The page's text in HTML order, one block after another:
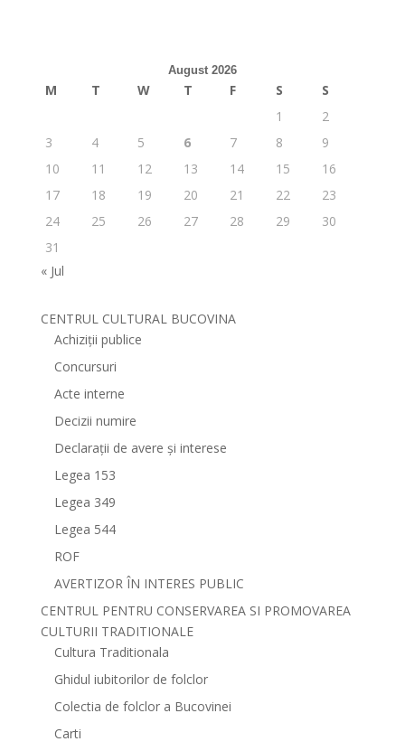
August 2026
M T W T F S
S
1
2
3
4 5 6 7 8
9
10
11 12 13 14 15
16
17
18 19 20 21 22
23
24
25 26 27 28 29
30
31
« Jul
CENTRUL CULTURAL BUCOVINA
Achiziții publice
Concursuri
Acte interne
Decizii numire
Declarații de avere și interese
Legea 153
Legea 349
Legea 544
ROF
AVERTIZOR ÎN INTERES PUBLIC
CENTRUL PENTRU CONSERVAREA SI PROMOVAREA
CULTURII TRADITIONALE
Cultura Traditionala
Ghidul iubitorilor de folclor
Colectia de folclor a Bucovinei
Carti